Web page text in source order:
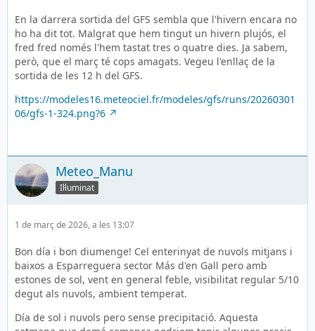
En la darrera sortida del GFS sembla que l'hivern encara no
ho ha dit tot. Malgrat que hem tingut un hivern plujós, el
fred fred només l'hem tastat tres o quatre dies. Ja sabem,
però, que el març té cops amagats. Vegeu l'enllaç de la
sortida de les 12 h del GFS.
https://modeles16.meteociel.fr/modeles/gfs/runs/20260301
06/gfs-1-324.png?6
Meteo_Manu
Il·luminat
1 de març de 2026, a les 13:07
Bon día i bon diumenge! Cel enterinyat de nuvols mitjans i
baixos a Esparreguera sector Más d'en Gall pero amb
estones de sol, vent en general feble, visibilitat regular 5/10
degut als nuvols, ambient temperat.
Día de sol i nuvols pero sense precipitació. Aquesta